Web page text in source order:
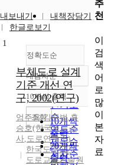
내보내기
내책장담기
한글로보기
정확도순
정확도
순
인기도
순
연도순
제목순
저자순
내림차순
내림차순
10개씩 출력
10개씩
출력
20개씩
출력
조회
1
부체도로 설계
기준 개선 연
구, 2002(연구)
엄주용,김준범,홍
승호(한국도로공
사,도로연구소)
한국도로공사
도로교통기술원
추
천
이
검
색
어
로
많
이
본
자
료